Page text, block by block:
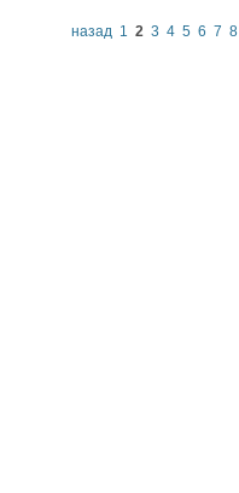
назад 1 2 3 4 5 6 7 8